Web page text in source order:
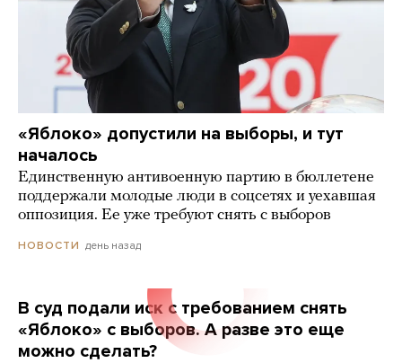
«Яблоко» допустили на выборы, и тут
началось
Единственную антивоенную партию в бюллетене
поддержали молодые люди в соцсетях и уехавшая
оппозиция. Ее уже требуют снять с выборов
НОВОСТИ день назад
В суд подали иск с требованием снять
«Яблоко» с выборов. А разве это еще
можно сделать?